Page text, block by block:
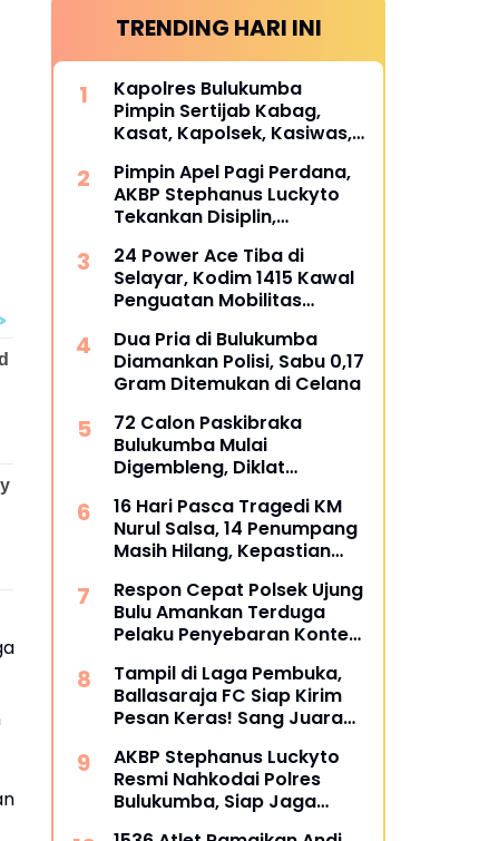
TRENDING HARI INI
Kapolres Bulukumba
Pimpin Sertijab Kabag,
Kasat, Kapolsek, Kasiwas,
ini daftarnya
Pimpin Apel Pagi Perdana,
AKBP Stephanus Luckyto
Tekankan Disiplin,
terhadap Organisasi
24 Power Ace Tiba di
Selayar, Kodim 1415 Kawal
Penguatan Mobilitas
Dua Pria di Bulukumba
Diamankan Polisi, Sabu 0,17
Gram Ditemukan di Celana
72 Calon Paskibraka
Bulukumba Mulai
Digembleng, Diklat
16 Hari Pasca Tragedi KM
Nurul Salsa, 14 Penumpang
Masih Hilang, Kepastian
dipertanyakan
Respon Cepat Polsek Ujung
Bulu Amankan Terduga
Pelaku Penyebaran Konten
Tampil di Laga Pembuka,
Ballasaraja FC Siap Kirim
Pesan Keras! Sang Juara
Sempurna di Piala
Kemerdekaan Bulukumpa
2026
AKBP Stephanus Luckyto
Resmi Nahkodai Polres
Bulukumba, Siap Jaga